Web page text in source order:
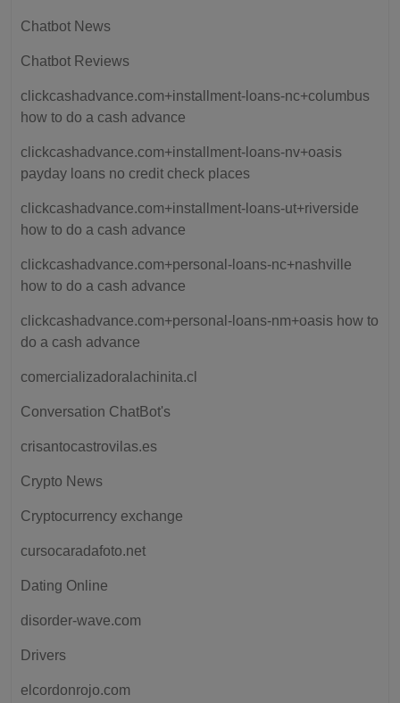
Chatbot News
Chatbot Reviews
clickcashadvance.com+installment-loans-nc+columbus
how to do a cash advance
clickcashadvance.com+installment-loans-nv+oasis
payday loans no credit check places
clickcashadvance.com+installment-loans-ut+riverside
how to do a cash advance
clickcashadvance.com+personal-loans-nc+nashville
how to do a cash advance
clickcashadvance.com+personal-loans-nm+oasis how to
do a cash advance
comercializadoralachinita.cl
Conversation ChatBot's
crisantocastrovilas.es
Crypto News
Cryptocurrency exchange
cursocaradafoto.net
Dating Online
disorder-wave.com
Drivers
elcordonrojo.com